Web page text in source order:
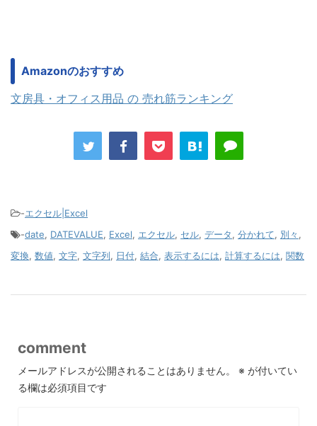
Amazonのおすすめ
文房具・オフィス用品 の 売れ筋ランキング
-エクセル|Excel
-date, DATEVALUE, Excel, エクセル, セル, データ, 分かれて, 別々 ,
変換, 数値, 文字, 文字列, 日付, 結合, 表示するには, 計算するには, 関数
comment
メールアドレスが公開されることはありません。 ※ が付いてい
る欄は必須項目です